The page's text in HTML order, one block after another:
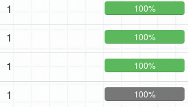
1 100%
1 100%
1 100%
1 100%